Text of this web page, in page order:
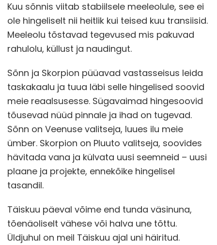
Kuu sõnnis viitab stabiilsele meeleolule, see ei
ole hingeliselt nii heitlik kui teised kuu transiisid.
Meeleolu tõstavad tegevused mis pakuvad
rahulolu, küllust ja naudingut.
Sõnn ja Skorpion püüavad vastasseisus leida
taskakaalu ja tuua läbi selle hingelised soovid
meie reaalsusesse. Sügavaimad hingesoovid
tõusevad nüüd pinnale ja ihad on tugevad.
Sõnn on Veenuse valitseja, luues ilu meie
ümber. Skorpion on Pluuto valitseja, soovides
hävitada vana ja külvata uusi seemneid – uusi
plaane ja projekte, ennekõike hingelisel
tasandil.
Täiskuu päeval võime end tunda väsinuna,
tõenäoliselt vähese või halva une tõttu.
Üldjuhul on meil Täiskuu ajal uni häiritud.